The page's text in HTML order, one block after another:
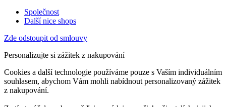
Společnost
Další nice shops
Zde odstoupit od smlouvy
Personalizujte si zážitek z nakupování
Cookies a další technologie používáme pouze s Vaším individuálním
souhlasem, abychom Vám mohli nabídnout personalizovaný zážitek
z nakupování.